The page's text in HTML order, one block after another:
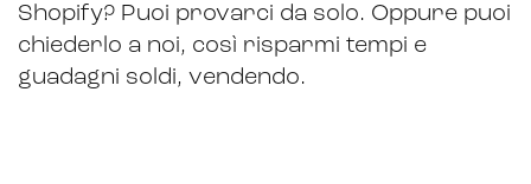
Shopify? Puoi provarci da solo. Oppure puoi
chiederlo a noi, così risparmi tempi e
guadagni soldi, vendendo.